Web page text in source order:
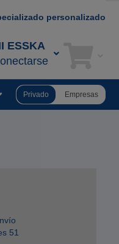
personalizado
ESSKA
Privado Empresas
51